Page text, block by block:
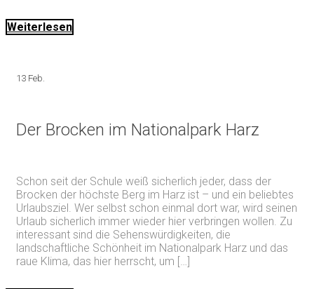
Weiterlesen
13 Feb.
Der Brocken im Nationalpark Harz
Schon seit der Schule weiß sicherlich jeder, dass der
Brocken der höchste Berg im Harz ist – und ein beliebtes
Urlaubsziel. Wer selbst schon einmal dort war, wird seinen
Urlaub sicherlich immer wieder hier verbringen wollen. Zu
interessant sind die Sehenswürdigkeiten, die
landschaftliche Schönheit im Nationalpark Harz und das
raue Klima, das hier herrscht, um […]